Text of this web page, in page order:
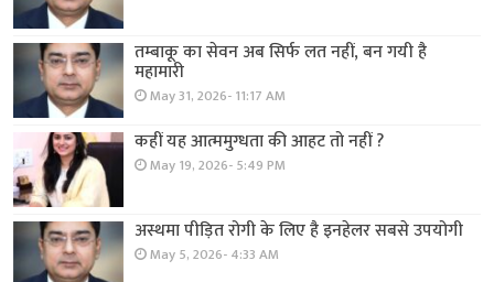
तम्बाकू का सेवन अब सिर्फ लत नहीं, बन गयी है
महामारी
May 31, 2026- 11:17 AM
कहीं यह आत्ममुग्धता की आहट तो नहीं ?
May 19, 2026- 5:49 PM
अस्थमा पीड़ित रोगी के लिए है इनहेलर सबसे उपयोगी
May 5, 2026- 4:33 AM